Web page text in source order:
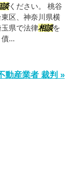
談ください。 桃谷
区、神奈川県横
県で法律相談を
...
動産業者 裁判 »